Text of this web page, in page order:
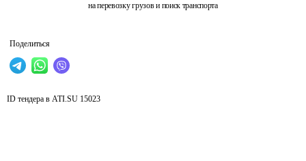
на перевозку грузов и поиск транспорта
Поделиться
ID тендера в ATI.SU 15023